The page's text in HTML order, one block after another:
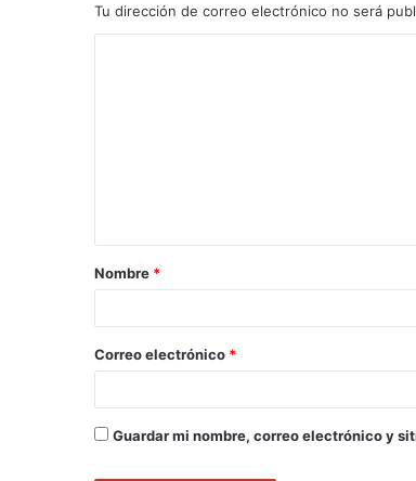
Tu dirección de correo electrónico no será
a
r
*
Nombre *
Correo electrónico *
Guardar mi nombre, correo electrónico y